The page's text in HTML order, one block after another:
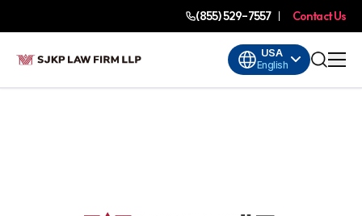
(855) 529-7557 Contact Us
USA
English